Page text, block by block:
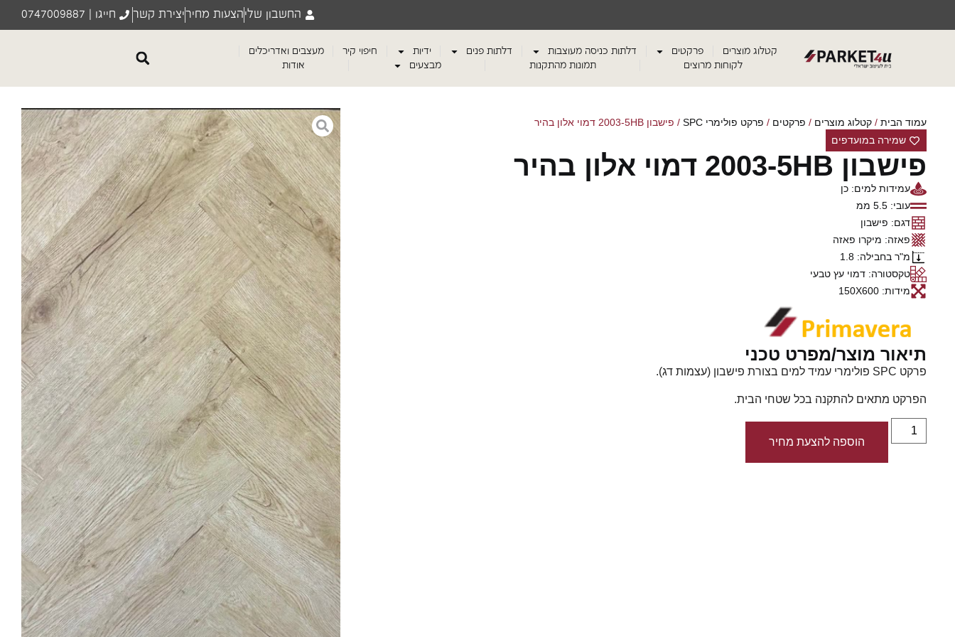
החשבון שליהצעות מחיריצירת קשר חייגו | 0747009887
קטלוג מוצרים פרקטים דלתות כניסה מעוצבות דלתות פנים ידיות חיפוי קיר
מעצבים ואדריכלים
לקוחות מרוצים
תמונות מהתקנות מבצעים אודות
עמוד הבית / קטלוג מוצרים / פרקטים / פרקט פולימרי SPC
/ פישבון 2003-5HB דמוי אלון בהיר
שמירה במועדפים
פישבון 2003-5HB דמוי אלון בהיר
עמידות למים: כן
עובי: 5.5 ממ
דגם: פישבון
פאזה: מיקרו פאזה
מ"ר בחבילה: 1.8
טקסטורה: דמוי עץ טבעי
מידות: 150X600
תיאור מוצר/מפרט טכני
פרקט SPC פולימרי עמיד למים בצורת פישבון (עצמות דג).
הפרקט מתאים להתקנה בכל שטחי הבית.
הוספה להצעת מחיר